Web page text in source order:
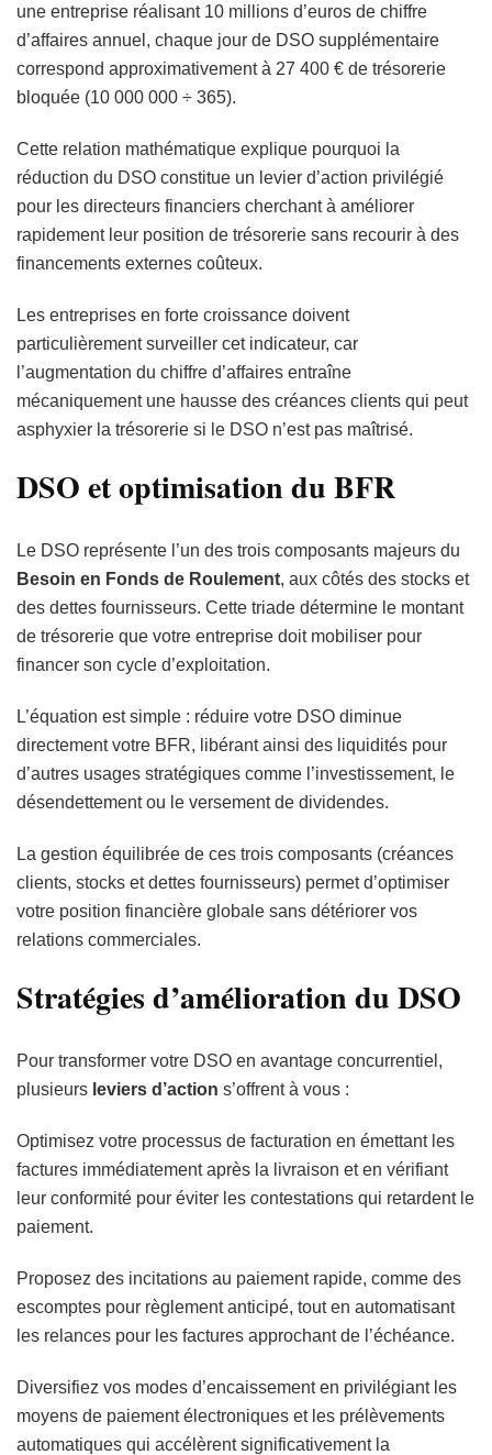
une entreprise réalisant 10 millions d’euros de chiffre
d’affaires annuel, chaque jour de DSO supplémentaire
correspond approximativement à 27 400 € de trésorerie
bloquée (10 000 000 ÷ 365).
Cette relation mathématique explique pourquoi la
réduction du DSO constitue un levier d’action privilégié
pour les directeurs financiers cherchant à améliorer
rapidement leur position de trésorerie sans recourir à des
financements externes coûteux.
Les entreprises en forte croissance doivent
particulièrement surveiller cet indicateur, car
l’augmentation du chiffre d’affaires entraîne
mécaniquement une hausse des créances clients qui peut
asphyxier la trésorerie si le DSO n’est pas maîtrisé.
DSO et optimisation du BFR
Le DSO représente l’un des trois composants majeurs du
Besoin en Fonds de Roulement, aux côtés des stocks et
des dettes fournisseurs. Cette triade détermine le montant
de trésorerie que votre entreprise doit mobiliser pour
financer son cycle d’exploitation.
L’équation est simple : réduire votre DSO diminue
directement votre BFR, libérant ainsi des liquidités pour
d’autres usages stratégiques comme l’investissement, le
désendettement ou le versement de dividendes.
La gestion équilibrée de ces trois composants (créances
clients, stocks et dettes fournisseurs) permet d’optimiser
votre position financière globale sans détériorer vos
relations commerciales.
Stratégies d’amélioration du DSO
Pour transformer votre DSO en avantage concurrentiel,
plusieurs leviers d’action s’offrent à vous :
Optimisez votre processus de facturation en émettant les
factures immédiatement après la livraison et en vérifiant
leur conformité pour éviter les contestations qui retardent le
paiement.
Proposez des incitations au paiement rapide, comme des
escomptes pour règlement anticipé, tout en automatisant
les relances pour les factures approchant de l’échéance.
Diversifiez vos modes d’encaissement en privilégiant les
moyens de paiement électroniques et les prélèvements
automatiques qui accélèrent significativement la